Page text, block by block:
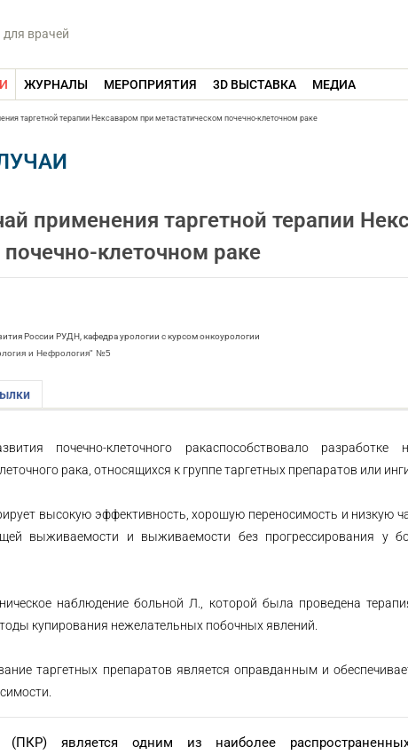
врачей
ЖУРНАЛЫ МЕРОПРИЯТИЯ 3D ВЫСТАВКА МЕДИА
таргетной терапии Нексаваром при метастатическом почечно-клеточном раке
применения таргетной терапии
клеточном раке
России РУДН, кафедра урологии с курсом онкоурологии
и Нефрология" №5
почечно-клеточного ракаспособствовало
рака, относящихся к группе таргетных препаратов или
высокую эффективность, хорошую переносимость и низкую
выживаемости и выживаемости без прогрессирования у
наблюдение больной Л., которой была проведена
купирования нежелательных побочных явлений.
таргетных препаратов является оправданным и
(ПКР) является одним из наиболее